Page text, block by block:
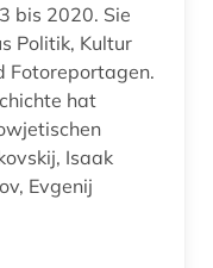
bis 2020. Sie
Politik, Kultur
Fotoreportagen.
hat
Isaak
Evgenij